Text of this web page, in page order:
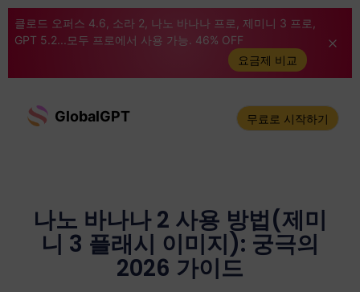
클로드 오퍼스 4.6, 소라 2, 나노 바나나 프로, 제미니 3 프로,
GPT 5.2...모두 프로에서 사용 가능. 46% OFF
요금제 비교
GlobalGPT 무료로 시작하기
나노 바나나 2 사용 방법(제미
니 3 플래시 이미지): 궁극의
2026 가이드